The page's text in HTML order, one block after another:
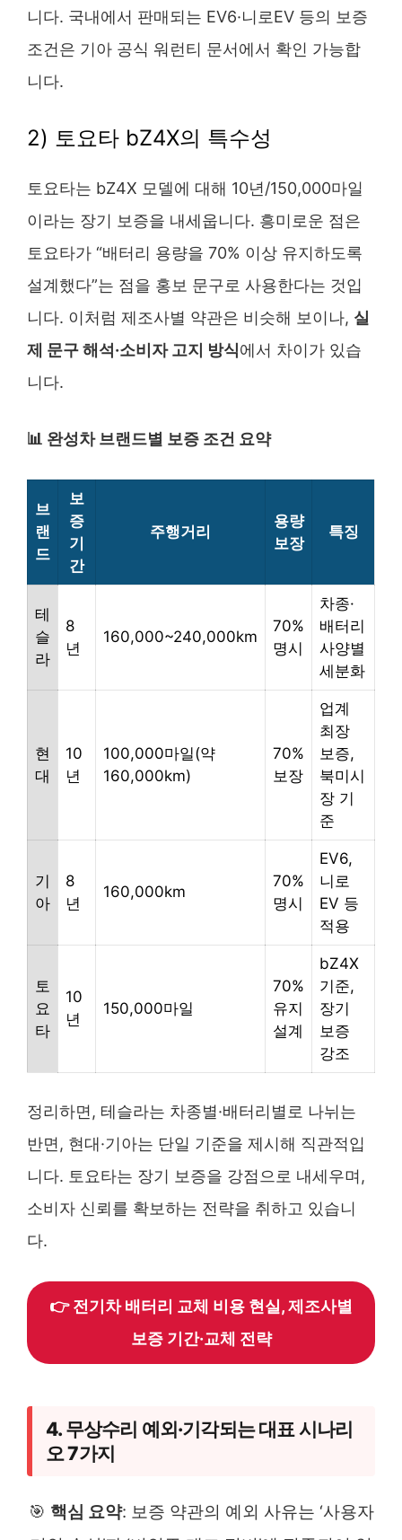
니다. 국내에서 판매되는 EV6·니로EV 등의 보증
조건은 기아 공식 워런티 문서에서 확인 가능합
니다.
2) 토요타 bZ4X의 특수성
토요타는 bZ4X 모델에 대해 10년/150,000마일
이라는 장기 보증을 내세웁니다. 흥미로운 점은
토요타가 “배터리 용량을 70% 이상 유지하도록
설계했다”는 점을 홍보 문구로 사용한다는 것입
니다. 이처럼 제조사별 약관은 비슷해 보이나, 실
제 문구 해석·소비자 고지 방식에서 차이가 있습
니다.
📊 완성차 브랜드별 보증 조건 요약
브
랜
드
보
증
기
간
주행거리
용량
보장
특징
테
슬
라
8
년
160,000~240,000km
70%
명시
차종·
배터리
사양별
세분화
현
대
10
년
100,000마일(약
160,000km)
70%
보장
업계
최장
보증,
북미시
장 기
준
기
아
8
년
160,000km
70%
명시
EV6,
니로
EV 등
적용
토
요
타
10
년
150,000마일
70%
유지
설계
bZ4X
기준,
장기
보증
강조
정리하면, 테슬라는 차종별·배터리별로 나뉘는
반면, 현대·기아는 단일 기준을 제시해 직관적입
니다. 토요타는 장기 보증을 강점으로 내세우며,
소비자 신뢰를 확보하는 전략을 취하고 있습니
다.
👉 전기차 배터리 교체 비용 현실, 제조사별
보증 기간·교체 전략
4. 무상수리 예외·기각되는 대표 시나리
오 7가지
🎯 핵심 요약: 보증 약관의 예외 사유는 ‘사용자